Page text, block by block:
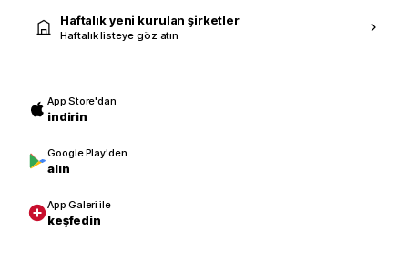
Haftalık yeni kurulan şirketler
Haftalık listeye göz atın
App Store'dan
indirin
Google Play'den
alın
App Galeri ile
keşfedin